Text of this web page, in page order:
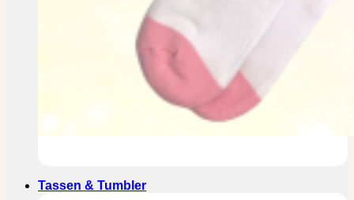
Tassen & Tumbler